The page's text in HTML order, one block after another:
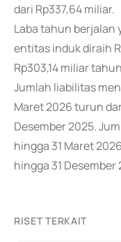
dari Rp337,64 miliar.
Laba tahun berjalan
entitas induk diraih
Rp303,14 miliar
Jumlah liabilitas
Maret 2026 turun
Desember 2025.
hingga 31 Maret
hingga 31 Desember
RISET TERKAIT